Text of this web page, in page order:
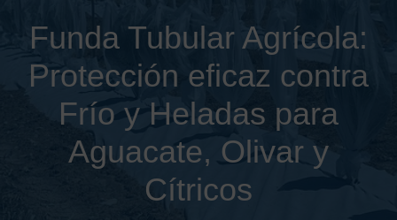
Funda Tubular Agrícola:
Protección eficaz contra
Frío y Heladas para
Aguacate, Olivar y
Cítricos